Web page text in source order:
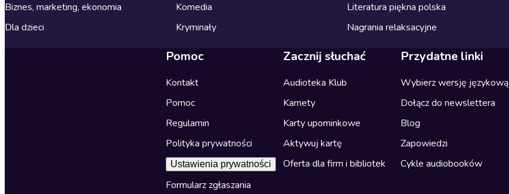
Biznes, marketing, ekonomia
Dla dzieci
Komedia
Kryminały
Literatura piękna polska
Nagrania relaksacyjne
Pomoc
Kontakt
Pomoc
Regulamin
Polityka prywatności
Ustawienia prywatności
Formularz zgłaszania
Zacznij słuchać
Audioteka Klub
Karnety
Karty upominkowe
Aktywuj kartę
Oferta dla firm i bibliotek
Przydatne linki
Wybierz wersję językową
Dołącz do newslettera
Blog
Zapowiedzi
Cykle audiobooków